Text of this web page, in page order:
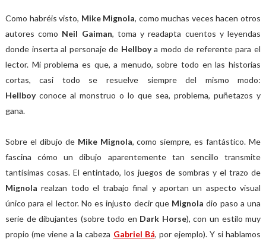
Como habréis visto, Mike Mignola, como muchas veces hacen otros
autores como Neil Gaiman, toma y readapta cuentos y leyendas
donde inserta al personaje de Hellboya modo de referente para el
lector. Mi problema es que, a menudo, sobre todo en las historias
cortas, casi todo se resuelve siempre del mismo modo:
Hellboyconoce al monstruo o lo que sea, problema, puñetazos y
gana.
Sobre el dibujo de Mike Mignola, como siempre, es fantástico. Me
fascina cómo un dibujo aparentemente tan sencillo transmite
tantísimas cosas. El entintado, los juegos de sombras y el trazo de
Mignolarealzan todo el trabajo final y aportan un aspecto visual
único para el lector. No es injusto decir que Mignoladio paso a una
serie de dibujantes (sobre todo en Dark Horse), con un estilo muy
propio (me viene a la cabeza Gabriel Bá, por ejemplo). Y si hablamos